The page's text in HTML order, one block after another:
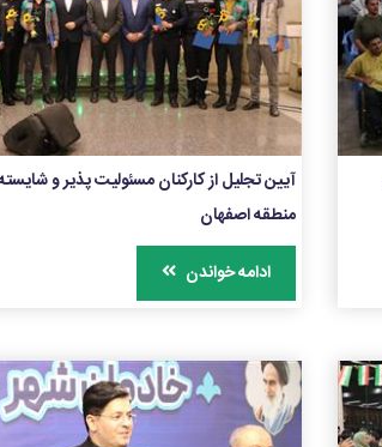
آیین تجلیل از کارکنان مسئولیت پذیر و
منطقه اصفهان
ادامه خواندن